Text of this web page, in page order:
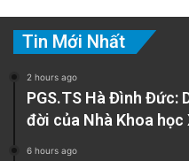
đẩy thực hiện có bản
Kinh và Hà Nội đã
biệt nối Côn Minh với
tuyến đi qua khu vực
sản đất hiếm của Việt
Tin Mới Nhất
2 hours ago
PGS.TS Hà Đình Đức:
đời của Nhà Khoa học
6 hours ago